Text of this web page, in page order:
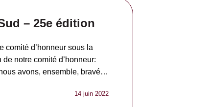
– 25e édition
comité d’honneur sous la
notre comité d’honneur:
avons, ensemble, bravé…
14 juin 2022